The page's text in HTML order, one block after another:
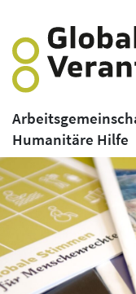
Humanitäre Hilfe